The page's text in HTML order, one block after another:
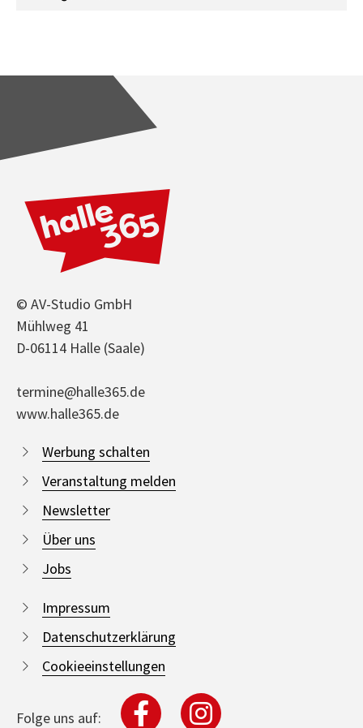
© AV-Studio GmbH
Mühlweg 41
D-06114 Halle (Saale)
termine@halle365.de
www.halle365.de
Werbung schalten
Veranstaltung melden
Newsletter
Über uns
Jobs
Impressum
Datenschutzerklärung
Cookieeinstellungen
Folge uns auf: